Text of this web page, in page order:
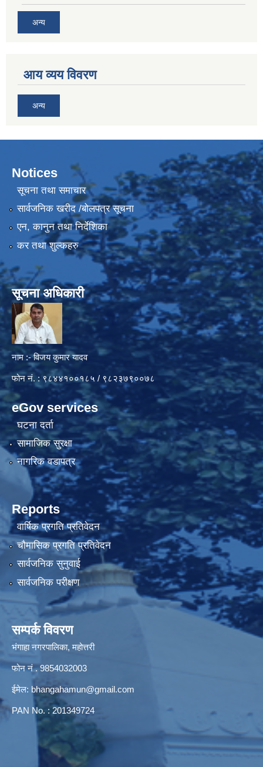
अन्य
आय व्यय विवरण
अन्य
Notices
सूचना तथा समाचार
सार्वजनिक खरीद /बोलपत्र सूचना
एन, कानुन तथा निर्देशिका
कर तथा शुल्कहरु
सूचना अधिकारी
नाम :- विजय कुमार यादव
फोन नं. : ९८४४१००१८५ / ९८२३७९००७८
eGov services
घटना दर्ता
सामाजिक सुरक्षा
नागरिक वडापत्र
Reports
वार्षिक प्रगति प्रतिवेदन
चौमासिक प्रगति प्रतिवेदन
सार्वजनिक सुनुवाई
सार्वजनिक परीक्षण
सम्पर्क विवरण
भंगाहा नगरपालिका, महोत्तरी
फोन नं . 9854032003
ईमेल: bhangahamun@gmail.com
PAN No. : 201349724